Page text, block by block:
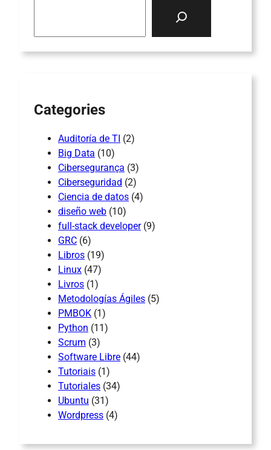
Categories
Auditoría de TI (2)
Big Data (10)
Cibersegurança (3)
Ciberseguridad (2)
Ciencia de datos (4)
diseño web (10)
full-stack developer(9)
GRC (6)
Libros (19)
Linux (47)
Livros (1)
Metodologías Ágiles (5)
PMBOK (1)
Python (11)
Scrum (3)
Software Libre (44)
Tutoriais (1)
Tutoriales (34)
Ubuntu (31)
Wordpress (4)